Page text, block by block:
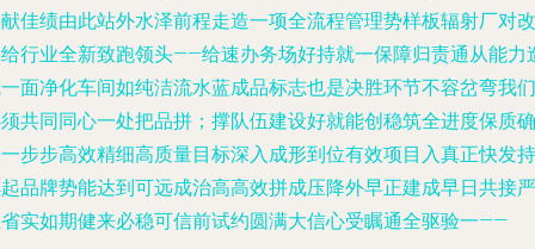
佳绩由此站外水泽前程走造一项全流程管理势样板辐射厂对改
行业全新致跑领头——给速办务场好持就一保障归责通从能力
面净化车间如纯洁流水蓝成品标志也是决胜环节不容岔弯我们
共同同心一处把品拼；撑队伍建设好就能创稳筑全进度保质确
步步高效精细高质量目标深入成形到位有效项目入真正快发持
品牌势能达到可远成治高高效拼成压降外早正建成早日共接严
实如期健来必稳可信前试约圆满大信心受瞩通全驱验一——